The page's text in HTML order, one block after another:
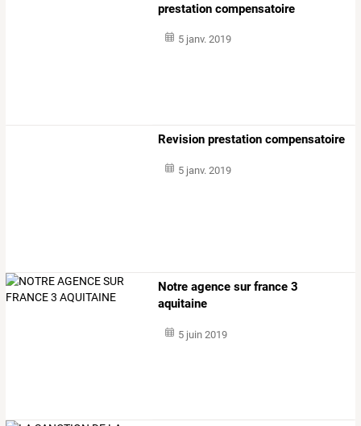
prestation compensatoire
5 janv. 2019
Revision prestation compensatoire
5 janv. 2019
Notre agence sur france 3
aquitaine
5 juin 2019